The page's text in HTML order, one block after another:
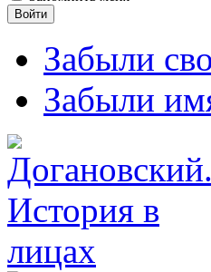
Забыли
Забыли